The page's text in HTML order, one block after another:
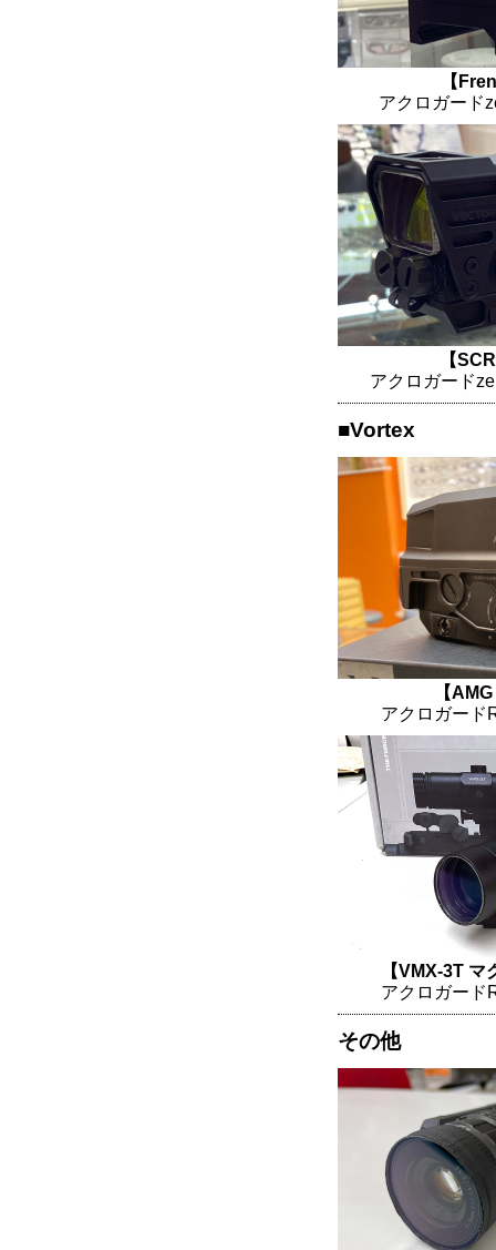
【
アクロガード
【
アクロガード
■Vortex
【
アクロガード
【VMX-3T
アクロガード
その他